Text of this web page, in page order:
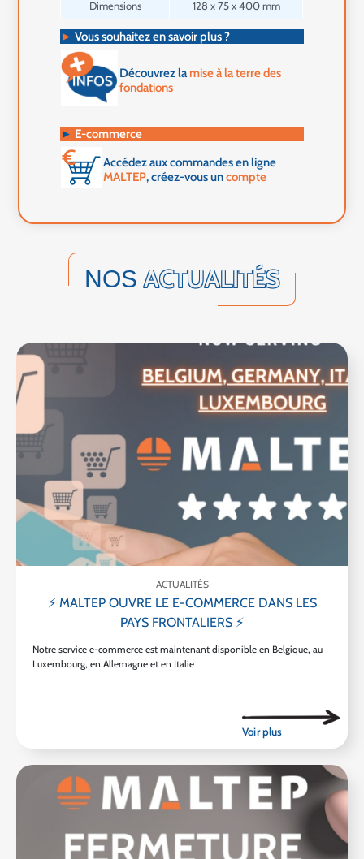
Dimensions
128 x 75 x 400 mm
► Vous souhaitez en savoir plus ?
Découvrez lamise à la terre des
fondations
► E-commerce
Accédez aux commandes en ligne
MALTEP, créez-vous uncompte
NOSACTUALITÉS
ACTUALITÉS
⚡ MALTEP OUVRE LE E-COMMERCE DANS LES
PAYS FRONTALIERS ⚡
Notre service e-commerce est maintenant disponible en Belgique, au
Luxembourg, en Allemagne et en Italie